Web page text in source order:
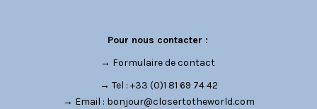
Pour nous contacter :
→ Formulaire de contact
→ Tel : +33 (0)1 81 69 74 42
→ Email : bonjour@closertotheworld.com